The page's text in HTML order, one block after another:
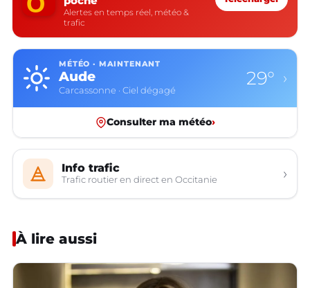
Alertes en temps réel, météo &
trafic
MÉTÉO · MAINTENANT
Aude
Carcassonne · Ciel dégagé
29° ›
Consulter ma météo›
Info trafic
Trafic routier en direct en Occitanie ›
À lire aussi